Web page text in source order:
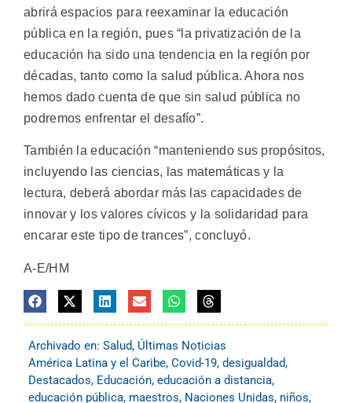
abrirá espacios para reexaminar la educación
pública en la región, pues “la privatización de la
educación ha sido una tendencia en la región por
décadas, tanto como la salud pública. Ahora nos
hemos dado cuenta de que sin salud pública no
podremos enfrentar el desafío”.
También la educación “manteniendo sus propósitos,
incluyendo las ciencias, las matemáticas y la
lectura, deberá abordar más las capacidades de
innovar y los valores cívicos y la solidaridad para
encarar este tipo de trances”, concluyó.
A-E/HM
Archivado en: Salud, Últimas Noticias
América Latina y el Caribe, Covid-19, desigualdad,
Destacados, Educación, educación a distancia,
educación pública, maestros, Naciones Unidas, niños,